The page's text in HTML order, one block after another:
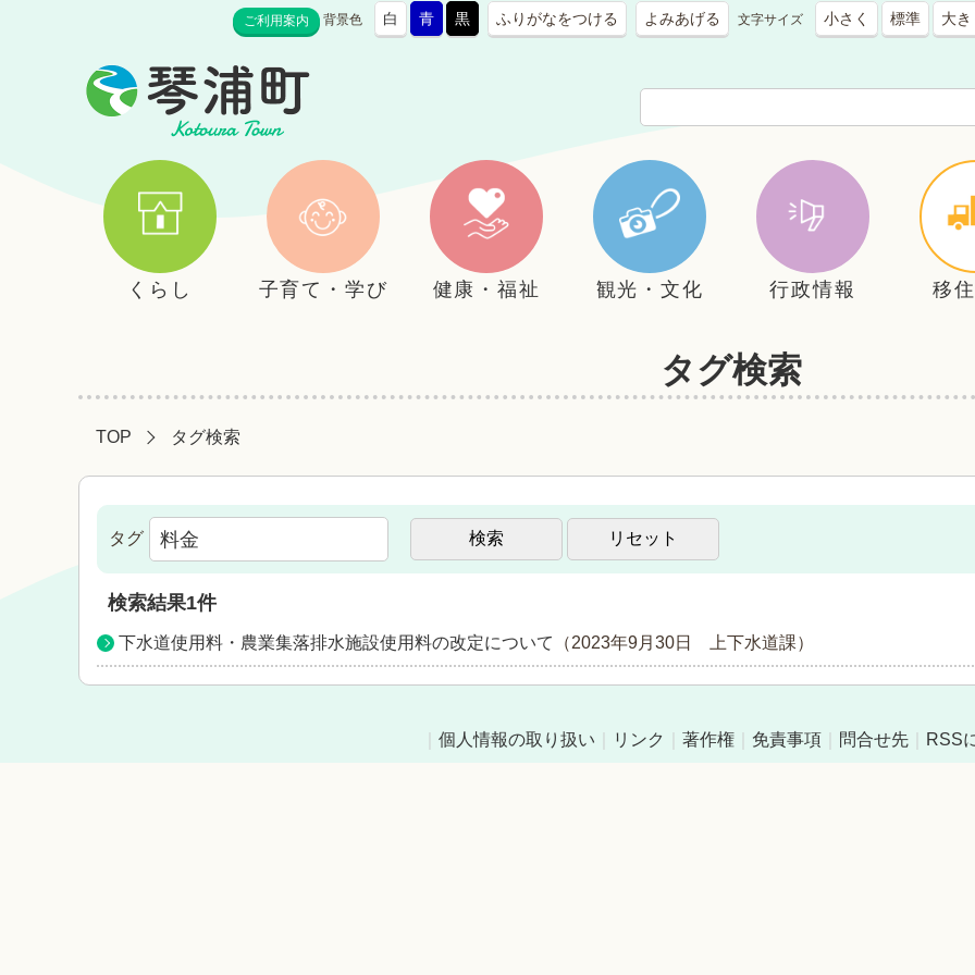
ご利用案内 背景色 白 青 黒 ふりがなをつける よみあげる 文字サイズ 小さく 標準 大き
くらし 子育て・学び 健康・福祉 観光・文化 行政情報 移
タグ検索
TOP タグ検索
タグ
検索結果1件
下水道使用料・農業集落排水施設使用料の改定について （2023年9月30日 上下水道課）
個人情報の取り扱い リンク 著作権 免責事項 問合せ先 RSS